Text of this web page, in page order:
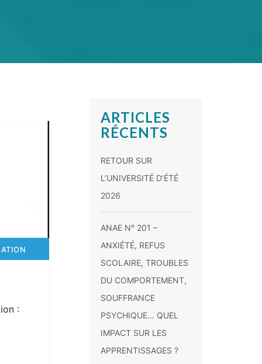
:
ARTICLES
RÉCENTS
RETOUR SUR
L’UNIVERSITÉ D’ÉTÉ
2026
ANAE N° 201 –
ANXIÉTÉ, REFUS
SCOLAIRE, TROUBLES
DU COMPORTEMENT,
SOUFFRANCE
PSYCHIQUE… QUEL
IMPACT SUR LES
APPRENTISSAGES ?